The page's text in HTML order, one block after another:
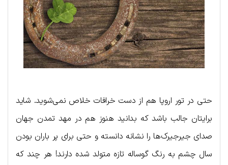
حتی در تور اروپا هم از دست خرافات خلاص نمی‌شوید. شاید
برایتان جالب باشد که بدانید هنوز هم در مهد تمدن جهان
صدای جیرجیرک‌‌ها را نشانه دانسته و حتی برای پر باران بودن
سال چشم به رنگ گوساله تازه متولد شده دارند! هر چند که